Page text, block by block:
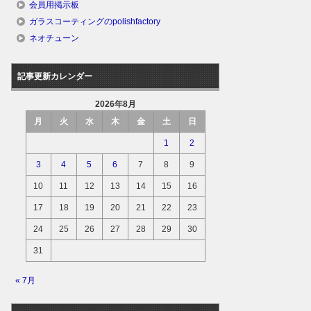
会員用掲示板
ガラスコーティングのpolishfactory
ネオチューン
記事更新カレンダー
2026年8月
月
火 水 木 金 土 日
1 2
3 4 5 6 7 8 9
10 11 12 13 14 15 16
17 18 19 20 21 22 23
24 25 26 27 28 29 30
31
« 7月